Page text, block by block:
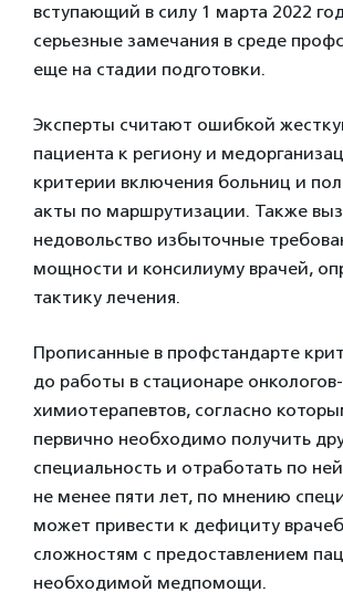
вступающий в силу 1 марта 2022
серьезные замечания в среде
еще на стадии подготовки.
Эксперты считают ошибкой
пациента к региону и
критерии включения больниц и
акты по маршрутизации. Также
недовольство избыточные
мощности и консилиуму врачей,
тактику лечения.
Прописанные в профстандарте
до работы в стационаре
химиотерапевтов, согласно
первично необходимо получить
специальность и отработать по
не менее пяти лет, по мнению
может привести к дефициту
сложностям с предоставлением
необходимой медпомощи.